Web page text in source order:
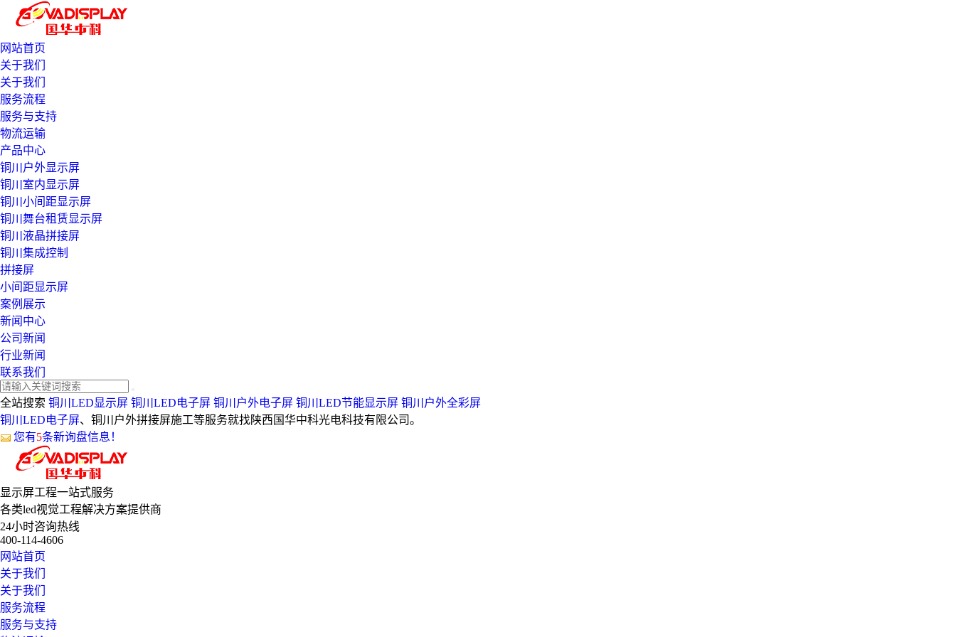
网站首页
关于我们
关于我们
服务流程
服务与支持
物流运输
产品中心
铜川户外显示屏
铜川室内显示屏
铜川小间距显示屏
铜川舞台租赁显示屏
铜川液晶拼接屏
铜川集成控制
拼接屏
小间距显示屏
案例展示
新闻中心
公司新闻
行业新闻
联系我们
全站搜索 铜川LED显示屏 铜川LED电子屏 铜川户外电子屏 铜川LED节能显示屏 铜川户外全彩屏
铜川LED电子屏、铜川户外拼接屏施工等服务就找陕西国华中科光电科技有限公司。
您有5条新询盘信息！
显示屏工程一站式服务
各类led视觉工程解决方案提供商
24小时咨询热线
400-114-4606
网站首页
关于我们
关于我们
服务流程
服务与支持